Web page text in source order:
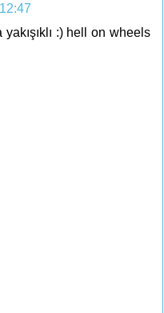
:) hell on wheels